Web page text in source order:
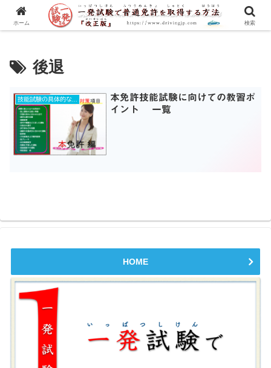
一発試験の流れから合格のコツまで、徹底解説！
後退
技能試験の具体的な練習ポイントとは？
本免許技能試験に向けての教習ポ
イント 一覧
HOME
ホーム 検索